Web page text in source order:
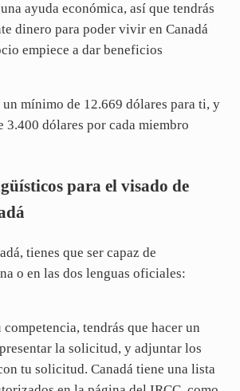
ayuda económica, así que tendrás
dinero para poder vivir en Canadá
empiece a dar beneficios
un mínimo de 12.669 dólares para ti, y
3.400 dólares por cada miembro
para el visado de
tienes que ser capaz de
o en las dos lenguas oficiales:
competencia, tendrás que hacer un
la solicitud, y adjuntar los
tu solicitud. Canadá tiene una lista